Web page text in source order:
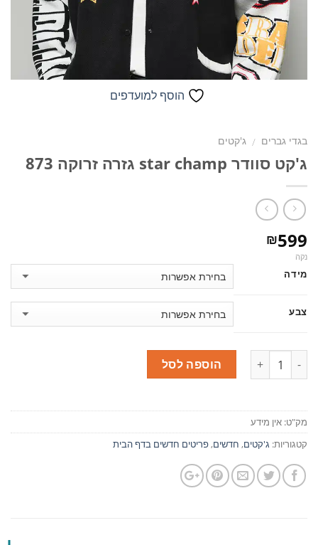
הוסף למועדפים
בגדי גברים / ג'קטים
ג'קט סוודר star champ גזרה זרוקה 873
₪599
מידה
צבע
נקה
הוספה לסל
מק"ט: אין מידע
קטגוריות: ג'קטים, חדשים,פריטים חדשים בדף הבית